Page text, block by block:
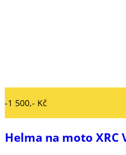
-1 500,- Kč
Helma na moto XRC